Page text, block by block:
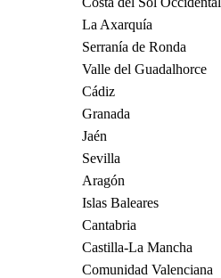
La Axarquía
Serranía de Ronda
Valle del Guadalhorce
Cádiz
Granada
Jaén
Sevilla
Aragón
Islas Baleares
Cantabria
Castilla-La Mancha
Comunidad Valenciana